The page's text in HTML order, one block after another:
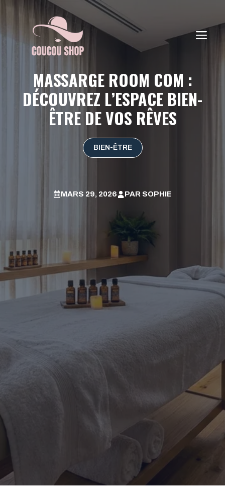
Aller
contenu
MASSARGE ROOM COM :
DÉCOUVREZ L’ESPACE BIEN-
ÊTRE DE VOS RÊVES
BIEN-ÊTRE
MARS 29, 2026 PAR SOPHIE